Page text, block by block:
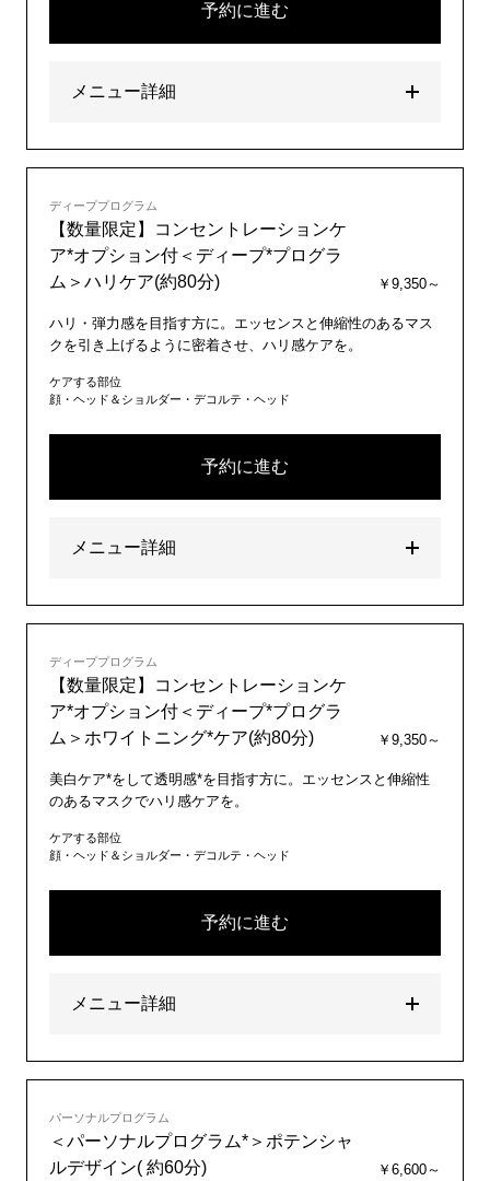
予約に進む
メニュー詳細
ディーププログラム
【数量限定】コンセントレーションケ
ア*オプション付＜ディープ*プログラ
ム＞ハリケア(約80分)
￥9,350～
ハリ・弾力感を目指す方に。エッセンスと伸縮性のあるマス
クを引き上げるように密着させ、ハリ感ケアを。
ケアする部位
顔・ヘッド＆ショルダー・デコルテ・ヘッド
予約に進む
メニュー詳細
ディーププログラム
【数量限定】コンセントレーションケ
ア*オプション付＜ディープ*プログラ
ム＞ホワイトニング*ケア(約80分)
￥9,350～
美白ケア*をして透明感*を目指す方に。エッセンスと伸縮性
のあるマスクでハリ感ケアを。
ケアする部位
顔・ヘッド＆ショルダー・デコルテ・ヘッド
予約に進む
メニュー詳細
パーソナルプログラム
＜パーソナルプログラム*＞ポテンシャ
ルデザイン( 約60分)
￥6,600～